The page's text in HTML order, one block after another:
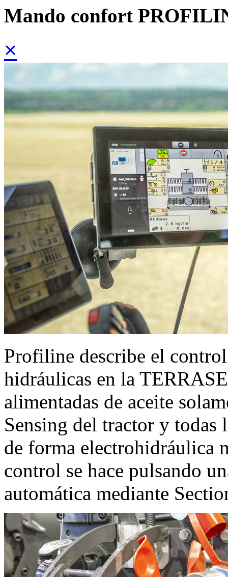
Mando confort
×
Profiline describe el
hidráulicas en la
alimentadas de aceite
Sensing del tractor y todas
de forma electrohidráulica
control se hace pulsando
automática mediante